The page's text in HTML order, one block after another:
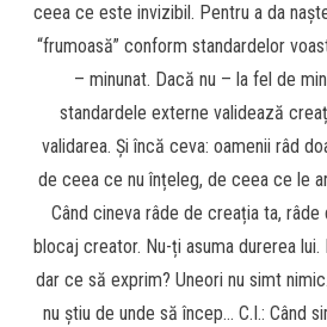
ceea ce este invizibil. Pentru a da
“frumoasă” conform standardelor
– minunat. Dacă nu – la fel de
standardele externe validează
validarea. Și încă ceva: oamenii râd
de ceea ce nu înțeleg, de ceea ce le
Când cineva râde de creația ta,
blocaj creator. Nu-ți asuma durerea lui.
dar ce să exprim? Uneori nu simt
nu știu de unde să încep… C.I.: Când